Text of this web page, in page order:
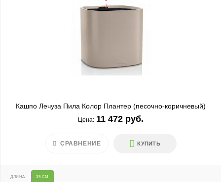
Кашпо Лечуза Пила Колор Плантер (песочно-коричневый)
Цена: 11 472 руб.
КУПИТЬ
СРАВНЕНИЕ
ДЛИНА 35 СМ